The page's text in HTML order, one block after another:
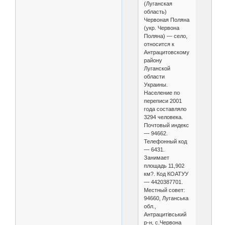
(Луганская
область)
Червоная Поляна
(укр. Червона
Поляна) — село,
относится к
Антрацитовскому
району
Луганской
области
Украины.
Население по
переписи 2001
года составляло
3294 человека.
Почтовый индекс
— 94662.
Телефонный код
— 6431.
Занимает
площадь 11,902
км?. Код КОАТУУ
— 4420387701.
Местный совет:
94660, Луганська
обл.,
Антрацитівський
р-н, с.Червона